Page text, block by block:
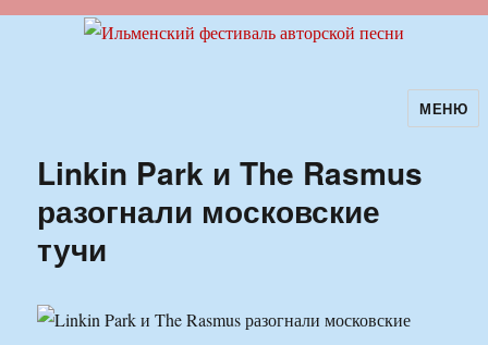
Ильменский фестиваль авторской
песни
МЕНЮ
Linkin Park и The Rasmus
разогнали московские
тучи